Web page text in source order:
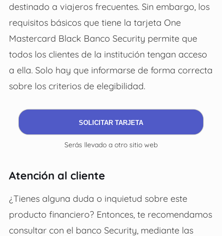
destinado a viajeros frecuentes. Sin embargo, los
requisitos básicos que tiene la tarjeta One
Mastercard Black Banco Security permite que
todos los clientes de la institución tengan acceso
a ella. Solo hay que informarse de forma correcta
sobre los criterios de elegibilidad.
SOLICITAR TARJETA
Serás llevado a otro sitio web
Atención al cliente
¿Tienes alguna duda o inquietud sobre este
producto financiero? Entonces, te recomendamos
consultar con el banco Security, mediante las